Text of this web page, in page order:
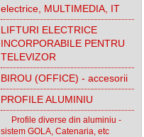
electrice, MULTIMEDIA, IT
LIFTURI ELECTRICE
INCORPORABILE PENTRU
TELEVIZOR
BIROU (OFFICE) - accesorii
PROFILE ALUMINIU
Profile diverse din aluminiu -
sistem GOLA, Catenaria, etc